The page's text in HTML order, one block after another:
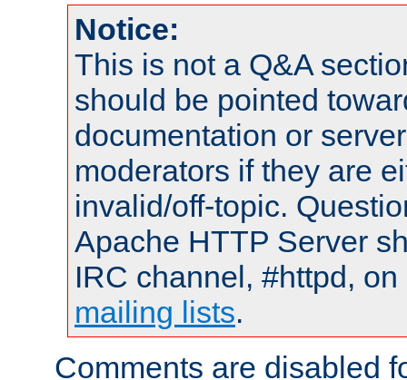
Notice:
This is not a Q&A
should be pointed
documentation or
moderators if they are
invalid/off-topic.
Apache HTTP Server
IRC channel, #httpd,
mailing lists.
Comments are disabled